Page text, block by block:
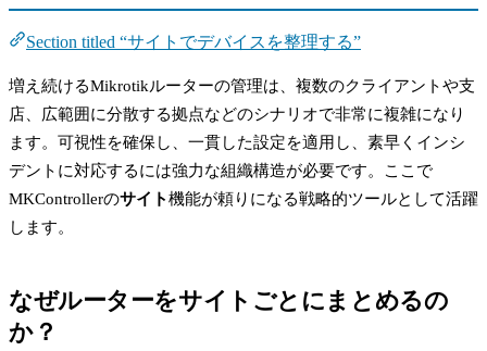
Section titled “サイトでデバイスを整理する”
増え続けるMikrotikルーターの管理は、複数のクライアントや支
店、広範囲に分散する拠点などのシナリオで非常に複雑になり
ます。可視性を確保し、一貫した設定を適用し、素早くインシ
デントに対応するには強力な組織構造が必要です。ここで
MKControllerのサイト機能が頼りになる戦略的ツールとして活躍
します。
なぜルーターをサイトごとにまとめるの
か？